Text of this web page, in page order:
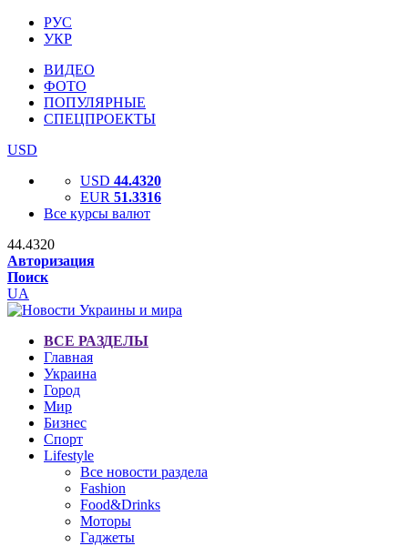
РУС
УКР
ВИДЕО
ФОТО
ПОПУЛЯРНЫЕ
СПЕЦПРОЕКТЫ
USD
USD 44.4320
EUR 51.3316
Все курсы валют
44.4320
Авторизация
Поиск
UA
ВСЕ РАЗДЕЛЫ
Главная
Украина
Город
Мир
Бизнес
Спорт
Lifestyle
Все новости раздела
Fashion
Food&Drinks
Моторы
Гаджеты